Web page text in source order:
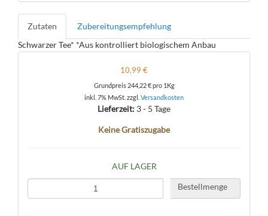
Zutaten
Zubereitungsempfehlung
Schwarzer Tee* *Aus kontrolliert biologischem Anbau
10,99 €
Grundpreis 244,22 €pro 1Kg
inkl. 7% MwSt. zzgl. Versandkosten
Lieferzeit: 3 - 5 Tage
Keine Gratiszugabe
AUF LAGER
Bestellmenge